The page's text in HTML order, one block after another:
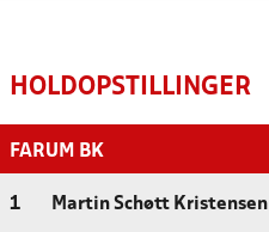
HOLDOPSTILLINGER
FARUM BK
1 Martin Schøtt Kristensen